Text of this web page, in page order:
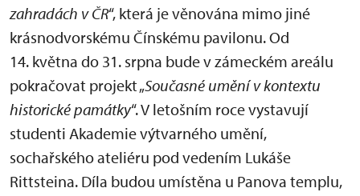
zahradách v ČR“, která je věnována mimo jiné
krásnodvorskému Čínskému pavilonu. Od
14. května do 31. srpna bude v zámeckém areálu
pokračovat projekt „Současné umění v kontextu
historické památky“. V letošním roce vystavují
studenti Akademie výtvarného umění,
sochařského ateliéru pod vedením Lukáše
Rittsteina. Díla budou umístěna u Panova templu,